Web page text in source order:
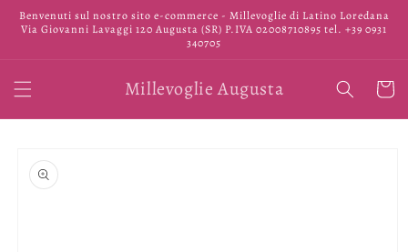
direttamente
ai contenuti
Benvenuti sul nostro sito e-commerce - Millevoglie di Latino Loredana
Via Giovanni Lavaggi 120 Augusta (SR) P.IVA 02008710895 tel. +39 0931
340705
Millevoglie Augusta
informazioni
sul prodotto